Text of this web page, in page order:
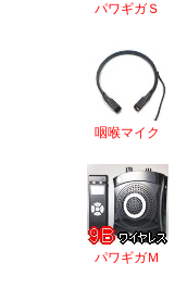
パワギガＳ
咽喉マイク
パワギガＭ